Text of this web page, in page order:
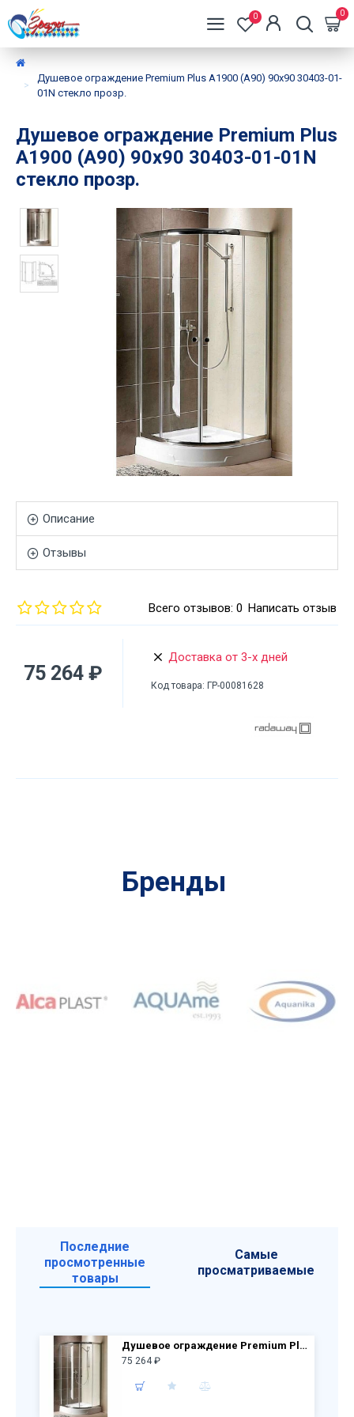
0 0
Душевое ограждение Premium Plus А1900 (А90) 90х90 30403-01-
01N стекло прозр.
Душевое ограждение Premium Plus
А1900 (А90) 90х90 30403-01-01N
стекло прозр.
Описание
Отзывы
Всего отзывов: 0 Написать отзыв
75 264 ₽
Доставка от 3-х дней
Код товара: ГР-00081628
Бренды
Последние
просмотренные
товары
Самые
просматриваемые
Душевое ограждение Premium Plus А1900 (А90) 90х90 30403-01-01N стекло прозр.
75 264 ₽